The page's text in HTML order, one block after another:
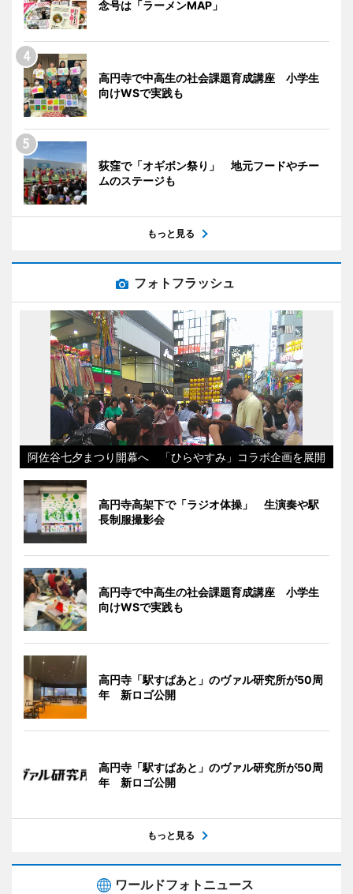
念号は「ラーメンMAP」
高円寺で中高生の社会課題育成講座 小学生
向けWSで実践も
荻窪で「オギボン祭り」 地元フードやチー
ムのステージも
もっと見る
フォトフラッシュ
阿佐谷七夕まつり開幕へ 「ひらやすみ」コラボ企画を展開
高円寺高架下で「ラジオ体操」 生演奏や駅
長制服撮影会
高円寺で中高生の社会課題育成講座 小学生
向けWSで実践も
高円寺「駅すぱあと」のヴァル研究所が50周
年 新ロゴ公開
高円寺「駅すぱあと」のヴァル研究所が50周
年 新ロゴ公開
もっと見る
ワールドフォトニュース